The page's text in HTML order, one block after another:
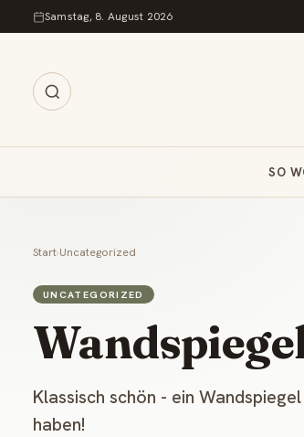
Zum Inhalt springen
Samstag, 8. August 2026
SO
Start›Uncategorized
UNCATEGORIZED
Klassisch schön - ein
haben!